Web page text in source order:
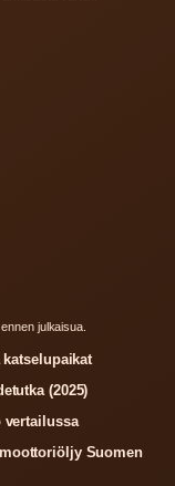
julkaisua.
(2025)
vertailussa
Suomen